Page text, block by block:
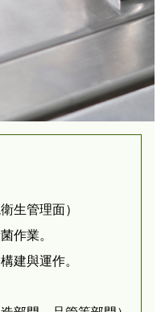
生管理面）
作業。
建與運作。